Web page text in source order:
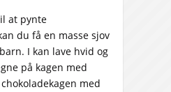
at pynte
du få en masse sjov
I kan lave hvid og
på kagen med
med